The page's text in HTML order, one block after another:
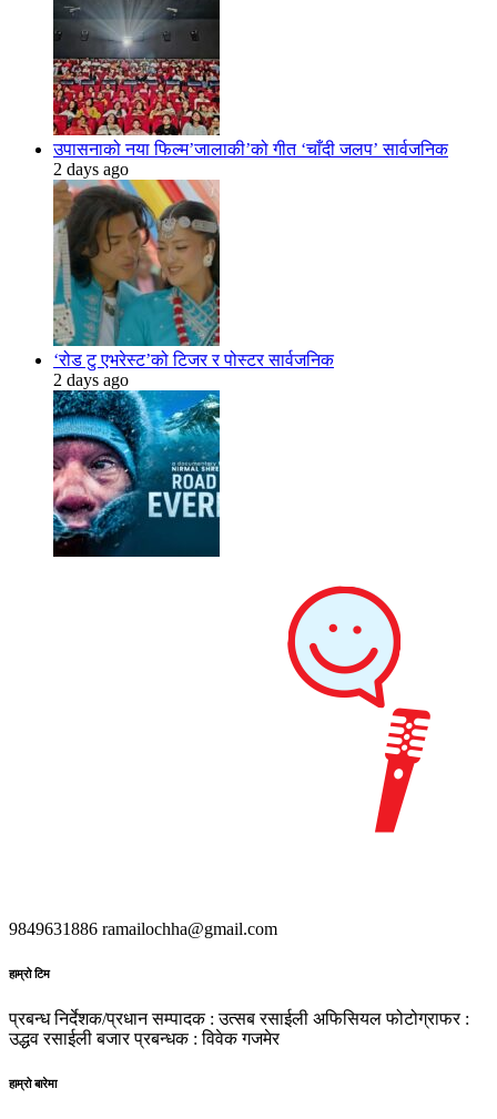
उपासनाको नया फिल्म’जालाकी’को गीत ‘चाँदी जलप’ सार्वजनिक
2 days ago
‘रोड टु एभरेस्ट’को टिजर र पोस्टर सार्वजनिक
2 days ago
9849631886 ramailochha@gmail.com
हाम्रो टिम
प्रबन्ध निर्देशक/प्रधान सम्पादक : उत्सब रसाईली अफिसियल फोटोग्राफर :
उद्धव रसाईली बजार प्रबन्धक : विवेक गजमेर
हाम्रो बारेमा